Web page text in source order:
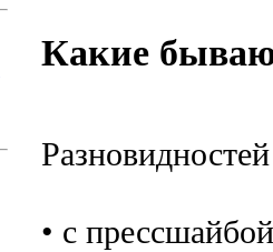
Какие
• с